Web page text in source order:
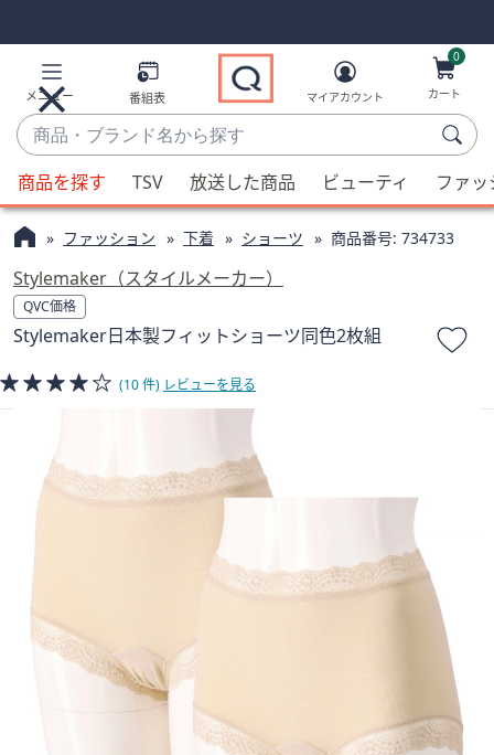
Links
Links2
メニュー 番組表
商
品・
ブ
ラ
ン
名
か
ら
す
候
補
が
利
用
可
能
な
場
キ
ー
た
マイアカウント
0
カート
商品を探す TSV 放送した商品 ビューティ ファ
ファッション 下着 ショーツ 商品番号: 734733
Stylemaker（スタイルメーカー）
QVC価格
Stylemaker日本製フィットショーツ同色2枚組
(10 件) レビューを見る